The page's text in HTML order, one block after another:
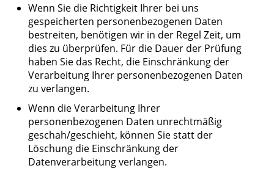
Wenn Sie die Richtigkeit Ihrer bei uns
gespeicherten personenbezogenen Daten
bestreiten, benötigen wir in der Regel Zeit, um
dies zu überprüfen. Für die Dauer der Prüfung
haben Sie das Recht, die Einschränkung der
Verarbeitung Ihrer personenbezogenen Daten
zu verlangen.
Wenn die Verarbeitung Ihrer
personenbezogenen Daten unrechtmäßig
geschah/geschieht, können Sie statt der
Löschung die Einschränkung der
Datenverarbeitung verlangen.